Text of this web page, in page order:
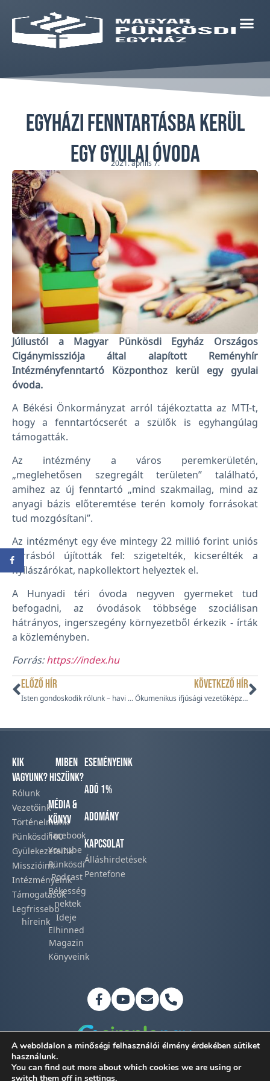
Egyházi fenntartásba kerül
egy gyulai óvoda
2021. április 7.
Júliustól a Magyar Pünkösdi Egyház Országos
Cigánymissziója által alapított Reményhír
Intézményfenntartó Központhoz kerül egy gyulai
óvoda.
A Békési Önkormányzat arról tájékoztatta az MTI-t,
hogy a fenntartócserét a szülők is egyhangúlag
támogatták.
Az intézmény a város peremkerületén,
„meglehetősen szegregált területen” található,
amihez az új fenntartó „mind szakmailag, mind az
anyagi bázis előteremtése terén komoly forrásokat
tud mozgósítani”.
Az intézményt egy éve mintegy 22 millió forint uniós
forrásból újították fel: szigetelték, kicserélték a
nyílászárókat, napkollektort helyeztek el.
A Hunyadi téri óvoda negyven gyermeket tud
befogadni, az óvodások többsége szociálisan
hátrányos, ingerszegény környezetből érkezik − írták
a közleményben.
Forrás:https://index.hu
ELŐZŐ HÍR
Isten gondoskodik rólunk – havi áhítat
KÖVETKEZŐ HÍR
Ökumenikus ifjúsági vezetőképző konferencia
Kik
vagyunk?
Rólunk
Vezetőink
Történelmünk​
Pünkösdi100
Gyülekezeteink​
Misszióink​
Intézményeink
Támogatások
Legfrissebb
híreink​
Miben
hiszünk?
Média &
Könyv
Facebook​
Youtube
Pünkösdi
Podcast​
Békesség
nektek
Ideje
Elhinned
Magazin
Könyveink
Eseményeink
Adó 1%
Adomány
Kapcsolat
Álláshirdetések
Pentefone
Adatkezelési tájékoztató
A weboldalon a minőségi felhasználói élmény érdekében sütiket
használunk.
You can find out more about which cookies we are using or
switch them off in settings.